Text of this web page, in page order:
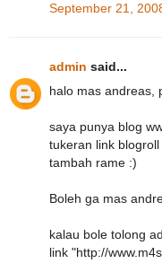
September 21,
admin said...
halo mas andreas,
saya punya blog
tukeran link
tambah rame :)
Boleh ga mas
kalau bole tolong
link "http://